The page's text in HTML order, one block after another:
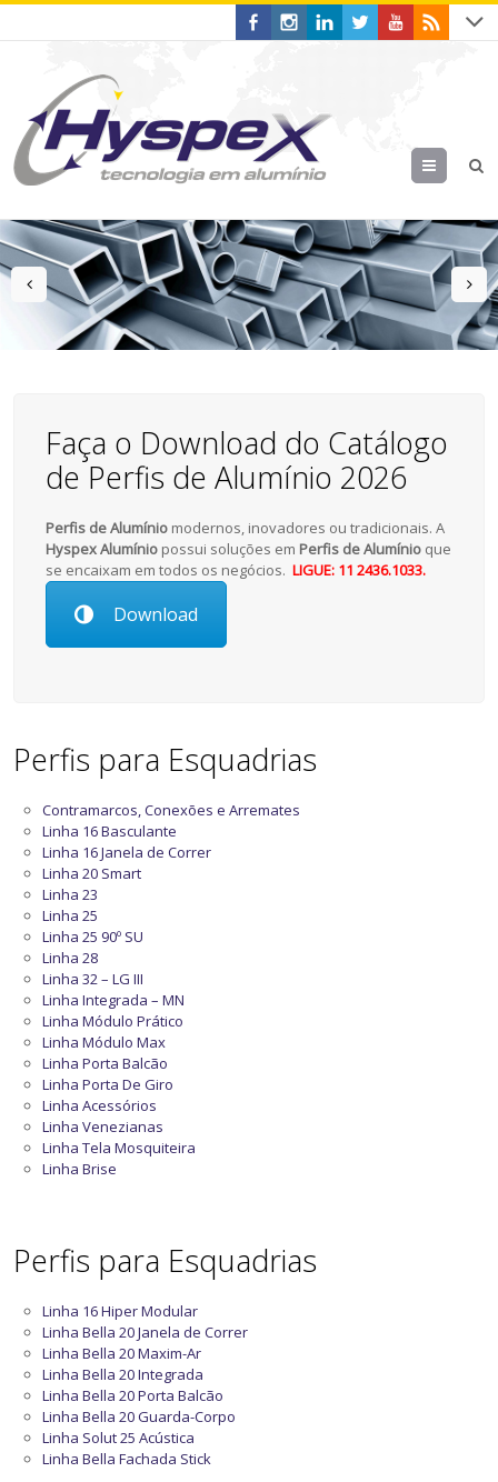
Menu
prev
Faça o Download do Catálogo
de Perfis de Alumínio 2026
Perfis de Alumínio modernos, inovadores ou tradicionais. A
Hyspex Alumínio possui soluções em Perfis de Alumínio que
se encaixam em todos os negócios.LIGUE: 11 2436.1033.
Download
Perfis para Esquadrias
Contramarcos, Conexões e Arremates
Linha 16 Basculante
Linha 16 Janela de Correr
Linha 20 Smart
Linha 23
Linha 25
Linha 25 90º SU
Linha 28
Linha 32 – LG III
Linha Integrada – MN
Linha Módulo Prático
Linha Módulo Max
Linha Porta Balcão
Linha Porta De Giro
Linha Acessórios
Linha Venezianas
Linha Tela Mosquiteira
Linha Brise
Perfis para Esquadrias
Linha 16 Hiper Modular
Linha Bella 20 Janela de Correr
Linha Bella 20 Maxim-Ar
Linha Bella 20 Integrada
Linha Bella 20 Porta Balcão
Linha Bella 20 Guarda-Corpo
Linha Solut 25 Acústica
Linha Bella Fachada Stick